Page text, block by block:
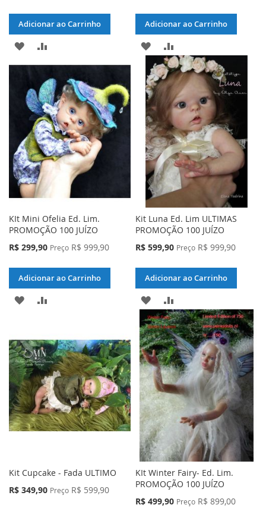
Adicionar ao Carrinho
ADICIONAR
À
LISTA
DE
DESEJOS
PARA
COMPARAR
Adicionar ao Carrinho
ADICIONAR
À
LISTA
DE
DESEJOS
PARA
COMPARAR
KIt Mini Ofelia Ed. Lim.
PROMOÇÃO 100 JUÍZO
Preço
R$ 299,90 Preço R$ 999,90
Adicionar ao Carrinho
ADICIONAR
LISTA
DE
DESEJOS
COMPARAR
Kit Luna Ed. Lim ULTIMAS
PROMOÇÃO 100 JUÍZO
Preço
R$ 599,90 Preço R$ 999,90
Adicionar ao Carrinho
ADICIONAR
À
LISTA
DE
DESEJOS
PARA
COMPARAR
Kit Cupcake - Fada ULTIMO
Preço
R$ 349,90 Preço R$ 599,90
KIt Winter Fairy- Ed. Lim.
PROMOÇÃO 100 JUÍZO
Preço
R$ 499,90 Preço R$ 899,00